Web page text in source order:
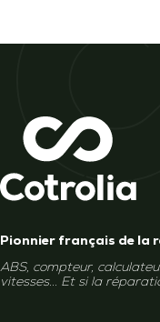
Pionnier français de la
ABS, compteur,
vitesses... Et si la